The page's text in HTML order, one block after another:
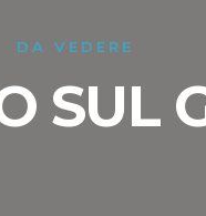
DA VEDERE
SUL